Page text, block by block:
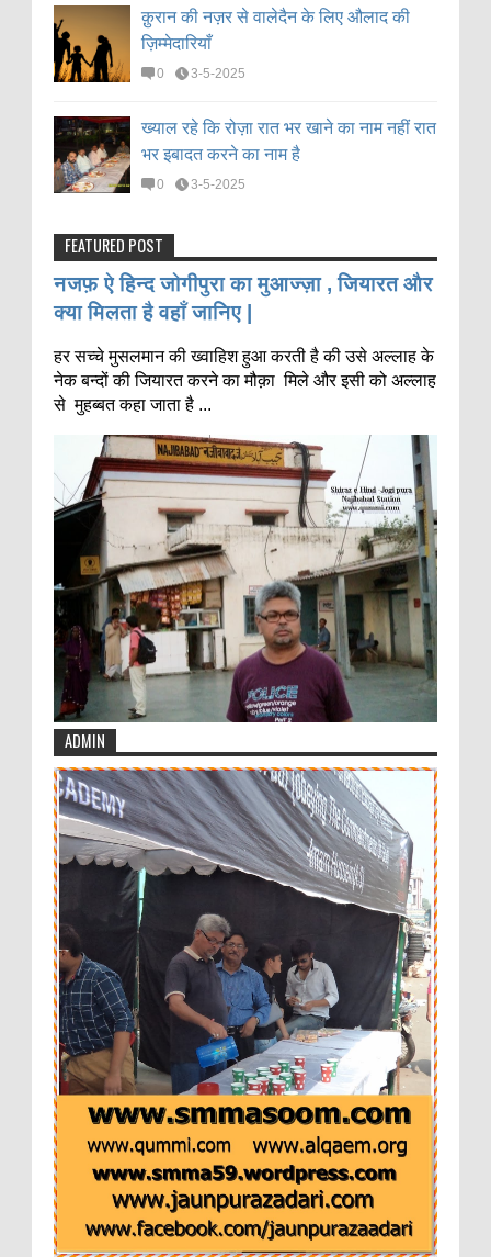
क़ुरान की नज़र से वालेदैन के लिए औलाद की
ज़िम्मेदारियाँ
0 3-5-2025
ख्याल रहे कि रोज़ा रात भर खाने का नाम नहीं रात
भर इबादत करने का नाम है
0 3-5-2025
FEATURED POST
नजफ़ ऐ हिन्द जोगीपुरा का मुआज्ज़ा , जियारत और
क्या मिलता है वहाँ जानिए |
हर सच्चे मुसलमान की ख्वाहिश हुआ करती है की उसे अल्लाह के
नेक बन्दों की जियारत करने का मौक़ा मिले और इसी को अल्लाह
से मुहब्बत कहा जाता है ...
ADMIN